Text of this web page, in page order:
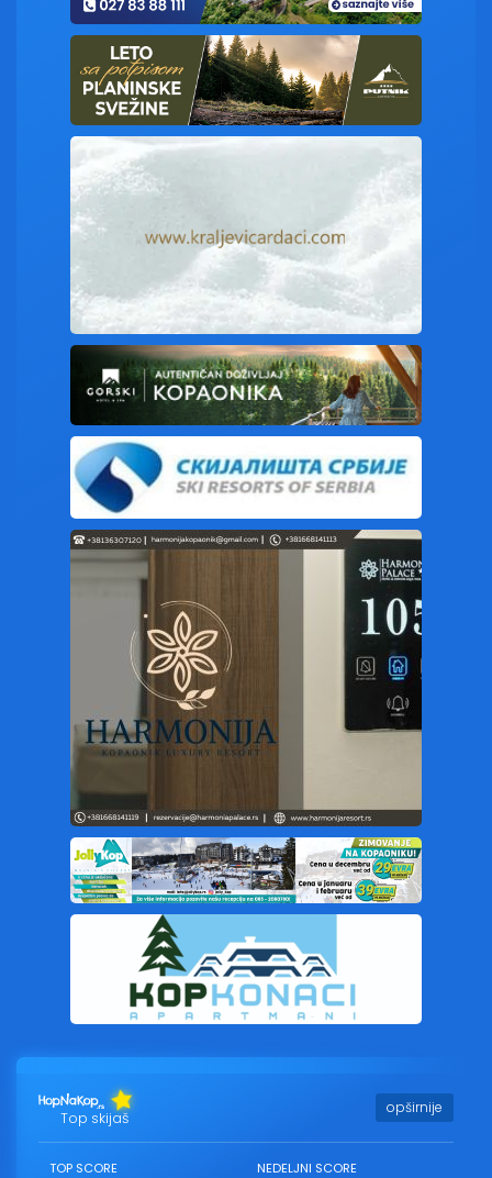
Top skijaš
opširnije
TOP SCORE NEDELJNI SCORE